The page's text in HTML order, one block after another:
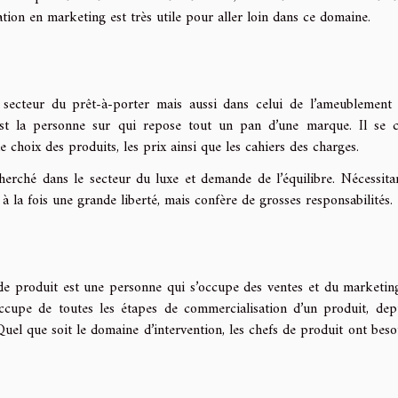
en marketing est très utile pour aller loin dans ce domaine.
du prêt-à-porter mais aussi dans celui de
la personne sur qui repose tout un pan d’une marque. Il se
des produits, les prix ainsi que les cahiers des charges.
dans le secteur du luxe et demande de l’équilibre.
la fois une grande liberté, mais confère de grosses responsabilités.
produit est une personne qui s’occupe des ventes et du
de toutes les étapes de commercialisation d’un produit,
que soit le domaine d’intervention, les chefs de produit ont